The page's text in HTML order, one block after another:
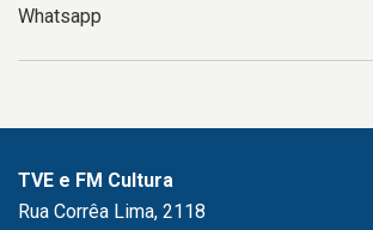
Whatsapp
TVE e FM Cultura
Rua Corrêa Lima, 2118